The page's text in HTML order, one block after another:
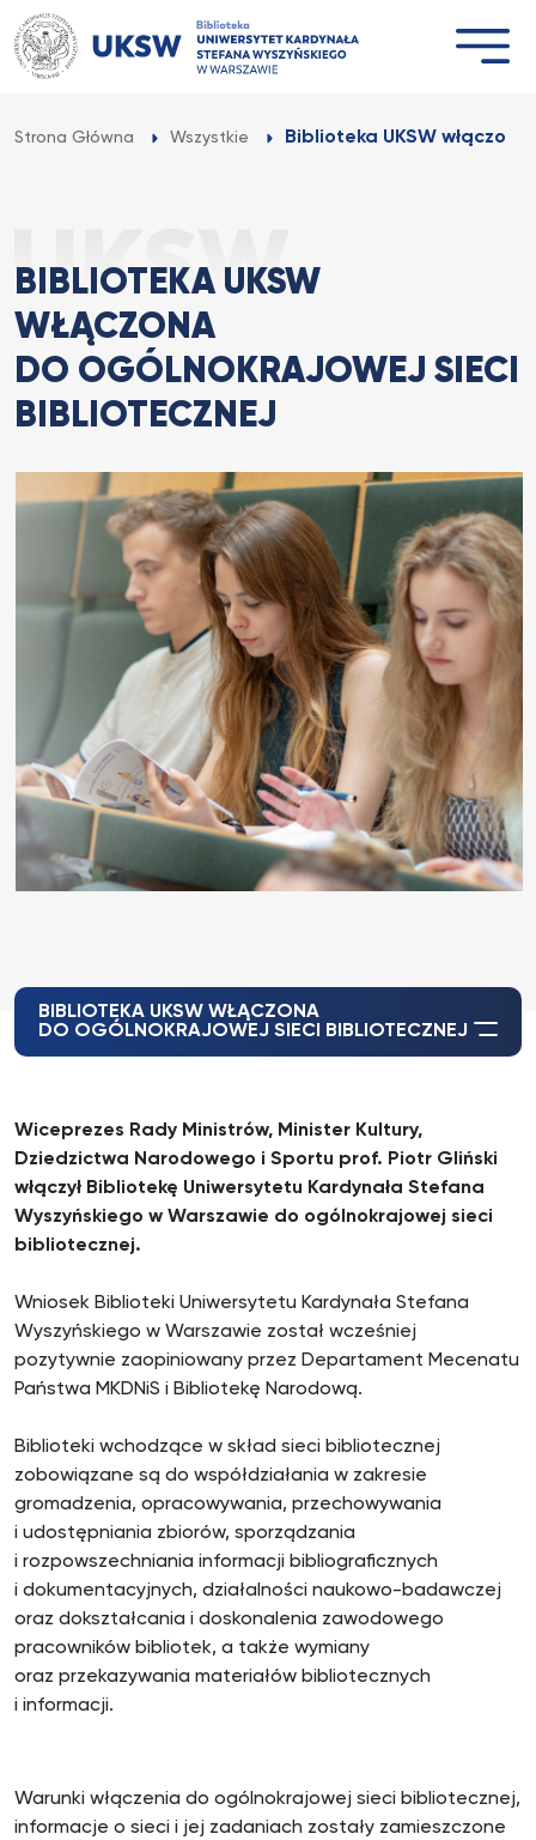
Przejdź
do
treści
Strona Główna Wszystkie Biblioteka UKSW
BIBLIOTEKA UKSW
WŁĄCZONA
DO OGÓLNOKRAJOWEJ SIECI
BIBLIOTECZNEJ
BIBLIOTEKA UKSW WŁĄCZONA
DO OGÓLNOKRAJOWEJ SIECI BIBLIOTECZNEJ
Wiceprezes Rady Ministrów, Minister Kultury,
Dziedzictwa Narodowego i Sportu prof. Piotr Gliński
włączył Bibliotekę Uniwersytetu Kardynała Stefana
Wyszyńskiego w Warszawie do ogólnokrajowej sieci
bibliotecznej.
Wniosek Biblioteki Uniwersytetu Kardynała Stefana
Wyszyńskiego w Warszawie został wcześniej
pozytywnie zaopiniowany przez Departament Mecenatu
Państwa MKDNiS i Bibliotekę Narodową.
Biblioteki wchodzące w skład sieci bibliotecznej
zobowiązane są do współdziałania w zakresie
gromadzenia, opracowywania, przechowywania
i udostępniania zbiorów, sporządzania
i rozpowszechniania informacji bibliograficznych
i dokumentacyjnych, działalności naukowo-badawczej
oraz dokształcania i doskonalenia zawodowego
pracowników bibliotek, a także wymiany
oraz przekazywania materiałów bibliotecznych
i informacji.
Warunki włączenia do ogólnokrajowej sieci bibliotecznej,
informacje o sieci i jej zadaniach zostały zamieszczone